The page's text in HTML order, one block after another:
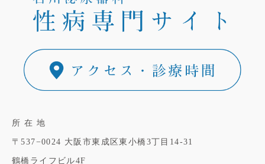
所 在 地
〒537−0024 大阪市東成区東小橋3丁目14-31
鶴橋ライフビル4F